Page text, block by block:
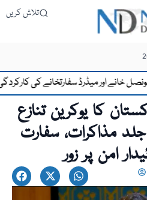
تلاش کریں
خانے اور میڈرڈ سفارتخانے کی کارکردگی کو
کا یوکرین تنازع
مذاکرات، سفارت
امن پر زور